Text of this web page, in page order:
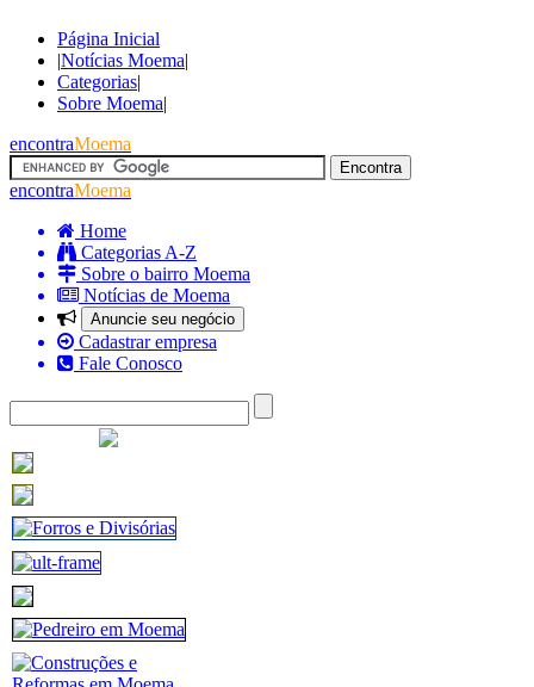
Página Inicial
|Notícias Moema|
Categorias|
Sobre Moema|
encontraMoema
encontraMoema
Home
Categorias A-Z
Sobre o bairro Moema
Notícias de Moema
Anuncie seu negócio
Cadastrar empresa
Fale Conosco